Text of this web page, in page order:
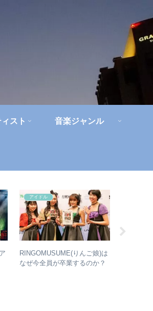
スト 音楽ジャンル
アイドル
RINGOMUSUME(りんご娘)は
なぜ今全員が卒業するのか？